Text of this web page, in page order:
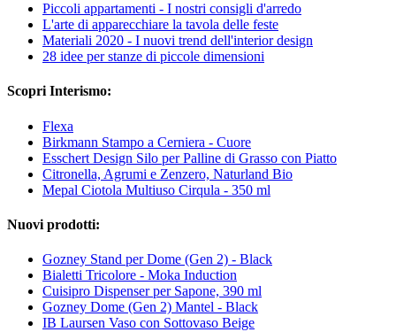
Piccoli appartamenti - I nostri consigli d'arredo
L'arte di apparecchiare la tavola delle feste
Materiali 2020 - I nuovi trend dell'interior design
28 idee per stanze di piccole dimensioni
Scopri Interismo:
Flexa
Birkmann Stampo a Cerniera - Cuore
Esschert Design Silo per Palline di Grasso con Piatto
Citronella, Agrumi e Zenzero, Naturland Bio
Mepal Ciotola Multiuso Cirqula - 350 ml
Nuovi prodotti:
Gozney Stand per Dome (Gen 2) - Black
Bialetti Tricolore - Moka Induction
Cuisipro Dispenser per Sapone, 390 ml
Gozney Dome (Gen 2) Mantel - Black
IB Laursen Vaso con Sottovaso Beige